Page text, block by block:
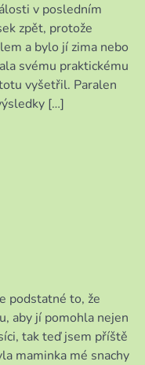
v posledním
zpět, protože
a bylo jí zima nebo
svému praktickému
vyšetřil. Paralen
[…]
podstatné to, že
aby jí pomohla nejen
tak teď jsem příště
maminka mé snachy